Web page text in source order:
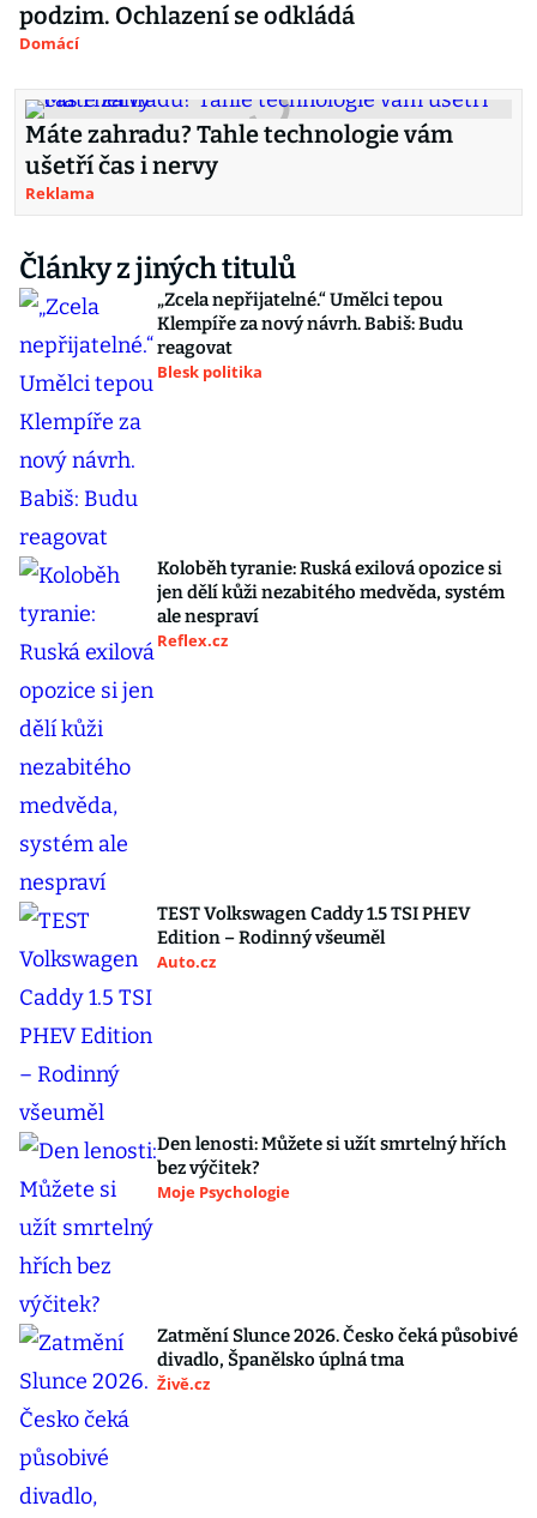
podzim. Ochlazení se odkládá
Domácí
Máte zahradu? Tahle technologie vám
ušetří čas i nervy
Reklama
Články z jiných titulů
„Zcela nepřijatelné.“ Umělci tepou
Klempíře za nový návrh. Babiš: Budu
reagovat
Blesk politika
Koloběh tyranie: Ruská exilová opozice si
jen dělí kůži nezabitého medvěda, systém
ale nespraví
Reflex.cz
TEST Volkswagen Caddy 1.5 TSI PHEV
Edition – Rodinný všeuměl
Auto.cz
Den lenosti: Můžete si užít smrtelný hřích
bez výčitek?
Moje Psychologie
Zatmění Slunce 2026. Česko čeká působivé
divadlo, Španělsko úplná tma
Živě.cz